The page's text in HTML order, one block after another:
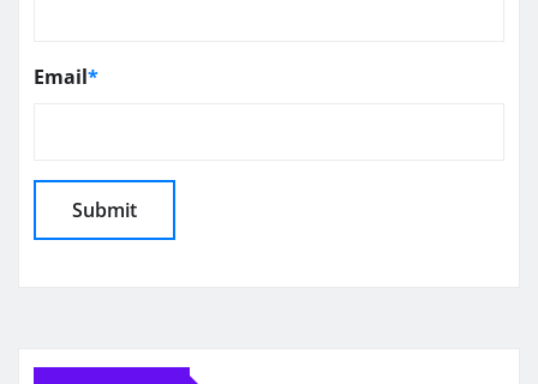
Email*